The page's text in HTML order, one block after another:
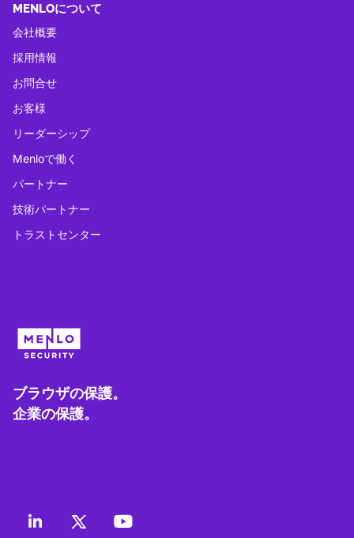
MENLOについて
会社概要
採用情報
お問合せ
お客様
リーダーシップ
Menloで働く
パートナー
技術パートナー
トラストセンター
ブラウザの保護。
企業の保護。